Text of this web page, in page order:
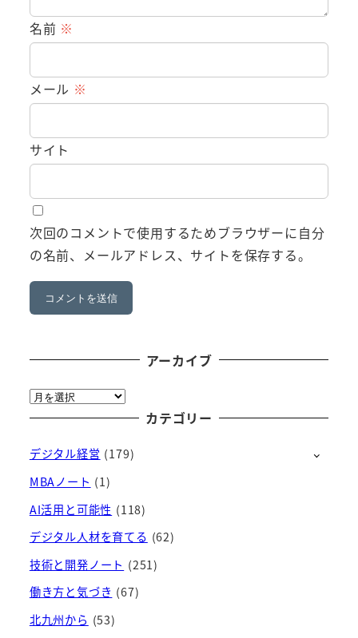
名前 ※
メール ※
サイト
次回のコメントで使用するためブラウザーに自分
の名前、メールアドレス、サイトを保存する。
アーカイブ
ア
ー
イ
ブ
カテゴリー
デジタル経営 (179)
MBAノート (1)
AI活用と可能性 (118)
デジタル人材を育てる (62)
技術と開発ノート (251)
働き方と気づき (67)
北九州から (53)